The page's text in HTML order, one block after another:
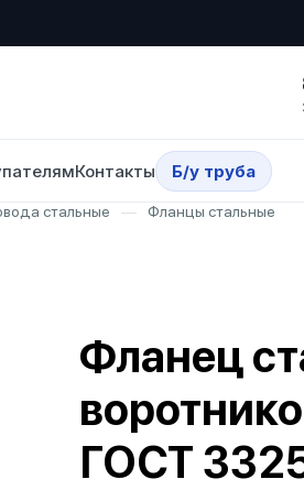
Контакты Б/у труба
стальные —
Фланцы стальные
Фланец
ГОСТ